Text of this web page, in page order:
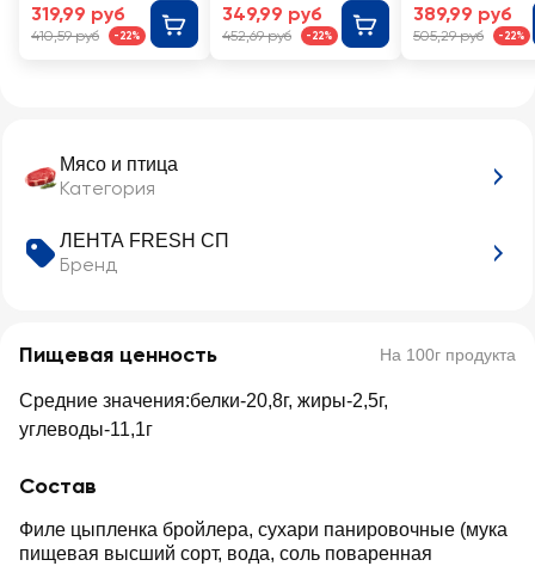
Мясо и птица
Категория
ЛЕНТА FRESH СП
Бренд
Пищевая ценность На 100г продукта
Средние значения:белки-20,8г, жиры-2,5г,
углеводы-11,1г
Состав
Филе цыпленка бройлера, сухари панировочные (мука
пищевая высший сорт, вода, соль поваренная
319,99 руб
410,59 руб -22%
349,99 руб
452,69 руб -22%
389,99 руб
505,29 руб -22%